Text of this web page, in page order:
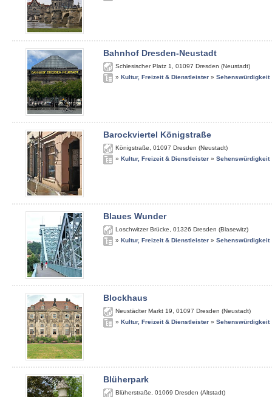
Bahnhof Dresden-Neustadt
Schlesischer Platz 1 01097 Dresden (Neustadt)
» Kultur, Freizeit & Dienstleister » Sehenswürdigkeit
Barockviertel Königstraße
Königstraße 01097 Dresden (Neustadt)
» Kultur, Freizeit & Dienstleister » Sehenswürdigkeit
Blaues Wunder
Loschwitzer Brücke 01326 Dresden (Blasewitz)
» Kultur, Freizeit & Dienstleister » Sehenswürdigkeit
Blockhaus
Neustädter Markt 19 01097 Dresden (Neustadt)
» Kultur, Freizeit & Dienstleister » Sehenswürdigkeit
Blüherpark
Blüherstraße 01069 Dresden (Altstadt)